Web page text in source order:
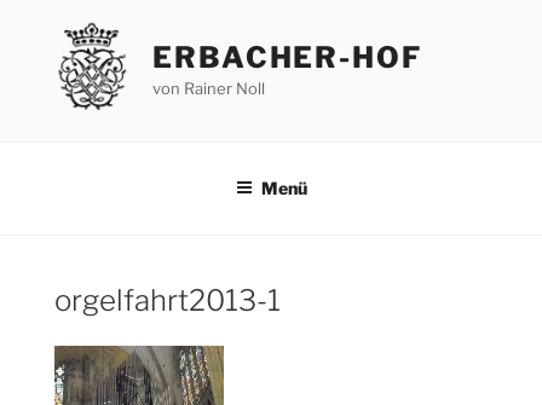
springen
ERBACHER-HOF
von Rainer Noll
Menü
orgelfahrt2013-1